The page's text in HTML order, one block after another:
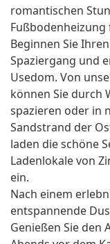
romantischen
Beginnen Sie
Spaziergang und
Usedom. Von
können Sie durch
spazieren oder in
Sandstrand der
laden die schöne
Ladenlokale von
ein.
Nach einem
entspannende
Genießen Sie den